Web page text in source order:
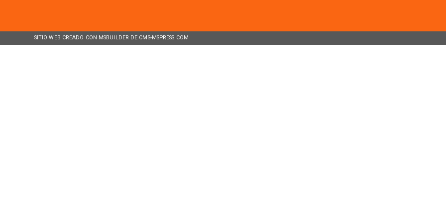
SITIO WEB CREADO CON MSBUILDER DE CMS-MSPRESS.COM